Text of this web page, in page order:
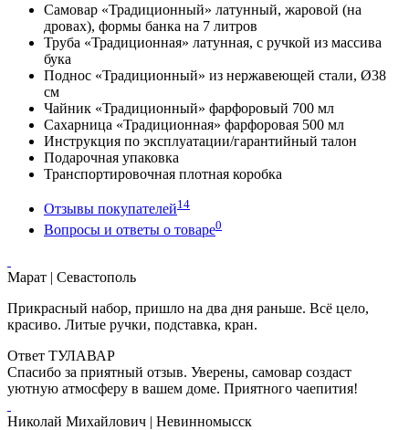
Самовар «Традиционный» латунный, жаровой (на
дровах), формы банка на 7 литров
Труба «Традиционная» латунная, с ручкой из массива
бука
Поднос «Традиционный» из нержавеющей стали, Ø38
см
Чайник «Традиционный» фарфоровый 700 мл
Сахарница «Традиционная» фарфоровая 500 мл
Инструкция по эксплуатации/гарантийный талон
Подарочная упаковка
Транспортировочная плотная коробка
Отзывы покупателей14
Вопросы и ответы о товаре0
Марат | Севастополь
Прикрасный набор, пришло на два дня раньше. Всё цело,
красиво. Литые ручки, подставка, кран.
Ответ ТУЛАВАР
Спасибо за приятный отзыв. Уверены, самовар создаст
уютную атмосферу в вашем доме. Приятного чаепития!
Николай Михайлович | Невинномысск